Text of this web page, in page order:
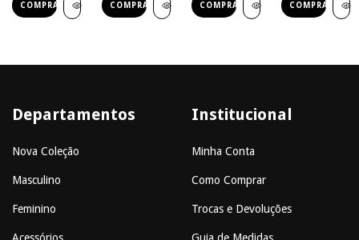
COMPRAR COMPRAR COMPRAR COMPRAR
Departamentos
Nova Coleção
Masculino
Feminino
Institucional
Minha Conta
Como Comprar
Trocas e Devoluções